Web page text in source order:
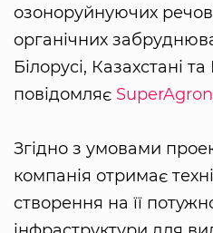
озоноруйнуючих
органічних
Білорусі, Казахстані
повідомляє
Згідно з умовами
компанія отримає
створення на її